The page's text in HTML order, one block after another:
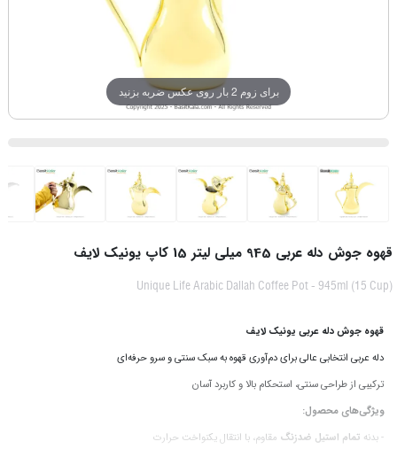
برای زوم 2 بار روی عکس ضربه بزنید
قهوه جوش دله عربی 945 میلی لیتر 15 کاپ یونیک لایف
Unique Life Arabic Dallah Coffee Pot - 945ml (15 Cup)
قهوه جوش دله عربی یونیک لایف
دله عربی انتخابی عالی برای دم‌آوری قهوه به سبک سنتی و سرو حرفه‌ای
ترکیبی از طراحی سنتی، استحکام بالا و کاربرد آسان
ویژگی‌های محصول:
- بدنه تمام استیل ضدزنگ مقاوم، با انتقال یکنواخت حرارت